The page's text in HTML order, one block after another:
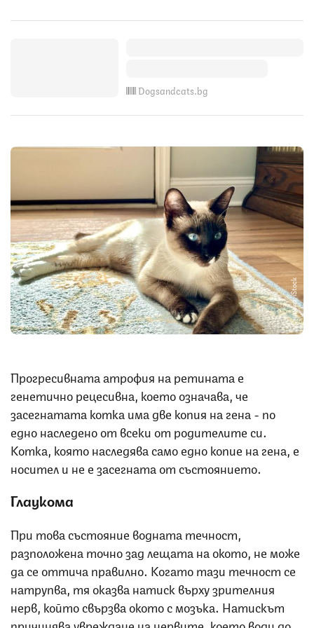
Dogsandcats.bg
Снимка: iStock
Прогресивната атрофия на ретината е
генетично рецесивна, което означава, че
засегнатата котка има две копия на гена - по
едно наследено от всеки от родителите си.
Котка, която наследява само едно копие на гена, е
носител и не е засегната от състоянието.
Глаукома
При това състояние водната течност,
разположена точно зад лещата на окото, не може
да се оттича правилно. Когато тази течност се
натрупва, тя оказва натиск върху зрителния
нерв, който свързва окото с мозъка. Натискът
причинява увреждане на нервите, което води до